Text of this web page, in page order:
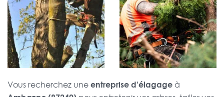
Vous recherchez uneentreprise d'élagageà